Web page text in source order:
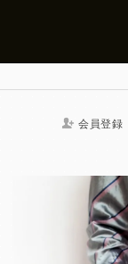
会員登録